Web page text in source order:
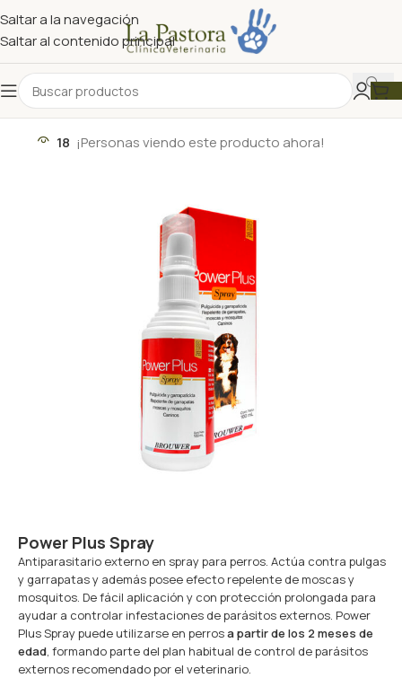
Saltar a la navegación
Saltar al contenido principal
18 ¡Personas viendo este producto ahora!
Power Plus Spray
Antiparasitario externo en spray para perros. Actúa contra pulgas
y garrapatas y además posee efecto repelente de moscas y
mosquitos. De fácil aplicación y con protección prolongada para
ayudar a controlar infestaciones de parásitos externos. Power
Plus Spray puede utilizarse en perrosa partir de los 2 meses de
edad, formando parte del plan habitual de control de parásitos
externos recomendado por el veterinario.